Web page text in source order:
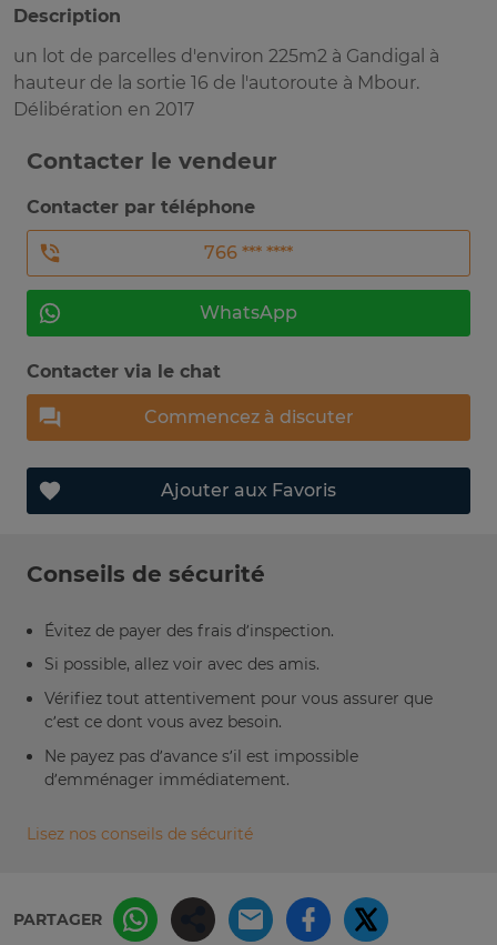
Description
un lot de parcelles d'environ 225m2 à Gandigal à
hauteur de la sortie 16 de l'autoroute à Mbour.
Délibération en 2017
Contacter le vendeur
Contacter par téléphone
766 *** ****
WhatsApp
Contacter via le chat
Commencez à discuter
Ajouter aux Favoris
Conseils de sécurité
Évitez de payer des frais d’inspection.
Si possible, allez voir avec des amis.
Vérifiez tout attentivement pour vous assurer que
c’est ce dont vous avez besoin.
Ne payez pas d’avance s’il est impossible
d’emménager immédiatement.
Lisez nos conseils de sécurité
PARTAGER